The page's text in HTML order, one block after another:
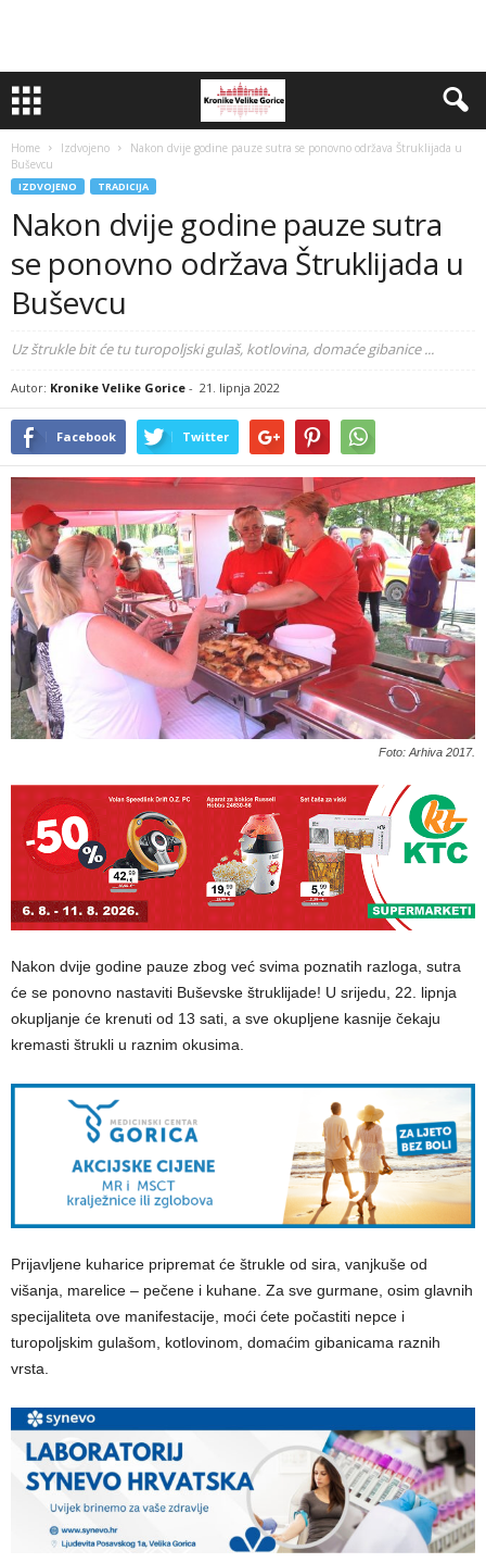
Home Izdvojeno
Nakon dvije godine pauze sutra se ponovno održava Štruklijada u
Buševcu
IZDVOJENO TRADICIJA
Nakon dvije godine pauze sutra
se ponovno održava Štruklijada u
Buševcu
Uz štrukle bit će tu turopoljski gulaš, kotlovina, domaće gibanice ...
Autor: Kronike Velike Gorice - 21. lipnja 2022
Facebook Twitter
Foto: Arhiva 2017.
Nakon dvije godine pauze zbog već svima poznatih razloga, sutra
će se ponovno nastaviti Buševske štruklijade! U srijedu, 22. lipnja
okupljanje će krenuti od 13 sati, a sve okupljene kasnije čekaju
kremasti štrukli u raznim okusima.
Prijavljene kuharice pripremat će štrukle od sira, vanjkuše od
višanja, marelice – pečene i kuhane. Za sve gurmane, osim glavnih
specijaliteta ove manifestacije, moći ćete počastiti nepce i
turopoljskim gulašom, kotlovinom, domaćim gibanicama raznih
vrsta.